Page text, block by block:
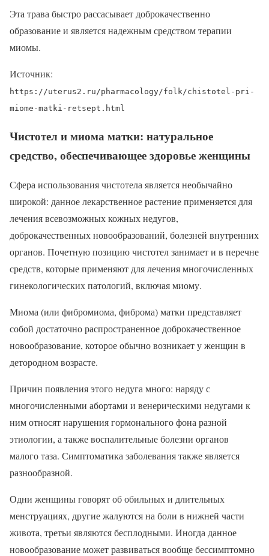
Эта трава быстро рассасывает доброкачественно
образование и является надежным средством терапии
миомы.
Источник:
https://uterus2.ru/pharmacology/folk/chistotel-pri-
miome-matki-retsept.html
Чистотел и миома матки: натуральное
средство, обеспечивающее здоровье женщины
Сфера использования чистотела является необычайно
широкой: данное лекарственное растение применяется для
лечения всевозможных кожных недугов,
доброкачественных новообразований, болезней внутренних
органов. Почетную позицию чистотел занимает и в перечне
средств, которые применяют для лечения многочисленных
гинекологических патологий, включая миому.
Миома (или фибромиома, фиброма) матки представляет
собой достаточно распространенное доброкачественное
новообразование, которое обычно возникает у женщин в
детородном возрасте.
Причин появления этого недуга много: наряду с
многочисленными абортами и венерическими недугами к
ним относят нарушения гормонального фона разной
этиологии, а также воспалительные болезни органов
малого таза. Симптоматика заболевания также является
разнообразной.
Одни женщины говорят об обильных и длительных
менструациях, другие жалуются на боли в нижней части
живота, третьи являются бесплодными. Иногда данное
новообразование может развиваться вообще бессимптомно